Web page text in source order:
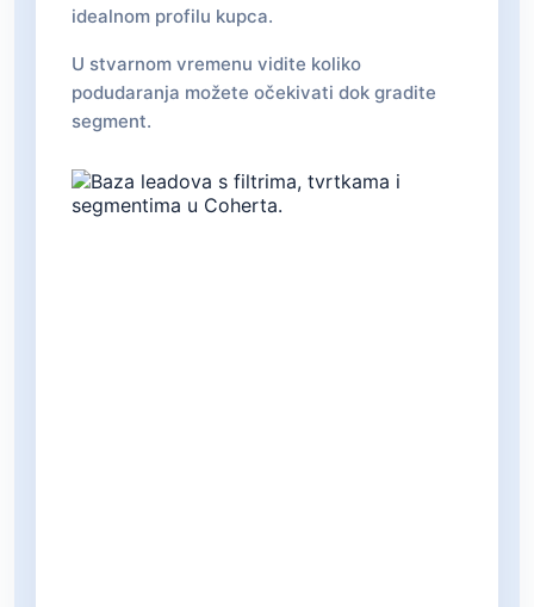
idealnom profilu kupca.
U stvarnom vremenu vidite koliko
podudaranja možete očekivati dok gradite
segment.